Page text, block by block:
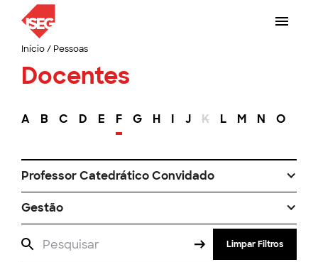
Início/ Pessoas
Docentes
A B C D E F G H I J K L M N O
Professor Catedrático Convidado
Gestão
Limpar Filtros